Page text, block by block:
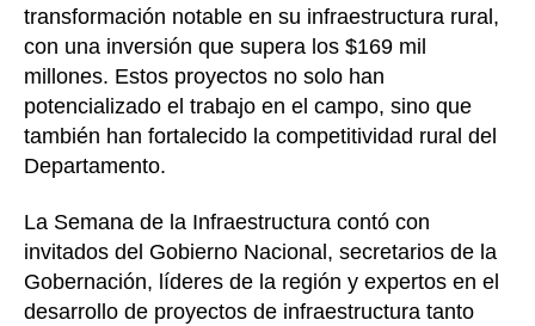
transformación notable en su infraestructura rural,
con una inversión que supera los $169 mil
millones. Estos proyectos no solo han
potencializado el trabajo en el campo, sino que
también han fortalecido la competitividad rural del
Departamento.
La Semana de la Infraestructura contó con
invitados del Gobierno Nacional, secretarios de la
Gobernación, líderes de la región y expertos en el
desarrollo de proyectos de infraestructura tanto